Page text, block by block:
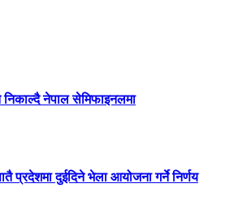
निकाल्दै नेपाल सेमिफाइनलमा
प्रदेशमा दुईदिने भेला आयोजना गर्ने निर्णय